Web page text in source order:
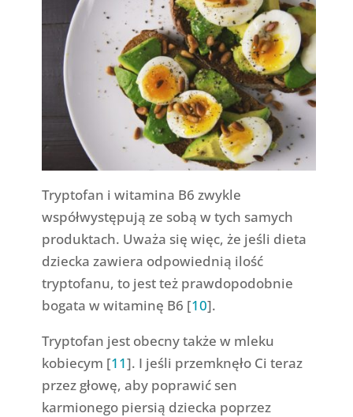
Tryptofan i witamina B6 zwykle
współwystępują ze sobą w tych samych
produktach. Uważa się więc, że jeśli dieta
dziecka zawiera odpowiednią ilość
tryptofanu, to jest też prawdopodobnie
bogata w witaminę B6 [10].
Tryptofan jest obecny także w mleku
kobiecym [11]. I jeśli przemknęło Ci teraz
przez głowę, aby poprawić sen
karmionego piersią dziecka poprzez